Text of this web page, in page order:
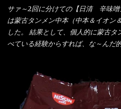
オタイなのと比べれば薄め？ やっ
ズ】が必要だナァ～ 笑 私は、ブリ
く...
脂)／加工でん粉、調味料(アミノ酸
ル色素、リン酸塩(Na)、増粘多糖類
ミンE)、クチナシ色素、ベニコウジ
タミンB1、香辛料抽出物、 カロチ
油脂、植物性たん白、食塩、とろろ
ぷら)、添付調味料(砂糖、食塩、し
水分解物、ねぎ、香辛料、 植物油
サァ～2回に分けての【日清 辛味
は蒙古タンメン中本（中本＆イオン
した。 結果として、個人的に蒙古
べている経験からすれば、な～んだ
いつきました。 見た目は、炎のシル
る・・・ でもパッケージに惑わさ
ヤングの【獄激辛焼きそば】を完食